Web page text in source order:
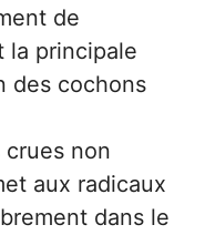
de
la principale
des cochons
non
aux radicaux
dans le